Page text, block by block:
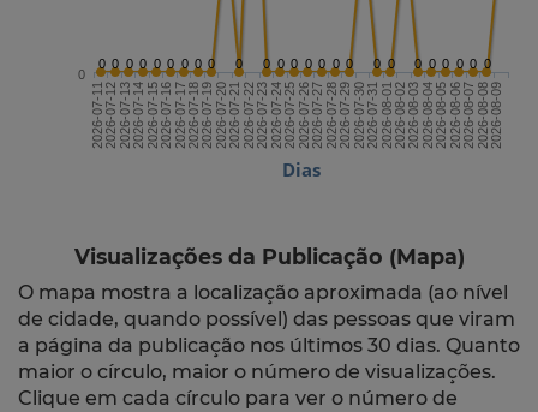
Dias
0 0 0 0 0 0 0 0 0 0 0 0 0 0 0 0 0 0 0 0 0 0 0 0 0
2026-07-112026-07-122026-07-132026-07-142026-07-152026-07-162026-07-172026-07-182026-07-192026-07-202026-07-212026-07-222026-07-232026-07-242026-07-252026-07-262026-07-272026-07-282026-07-292026-07-302026-07-312026-08-012026-08-022026-08-032026-08-042026-08-052026-08-062026-08-072026-08-082026-08-09
0
Visualizações da Publicação (Mapa)
O mapa mostra a localização aproximada (ao nível
de cidade, quando possível) das pessoas que viram
a página da publicação nos últimos 30 dias. Quanto
maior o círculo, maior o número de visualizações.
Clique em cada círculo para ver o número de